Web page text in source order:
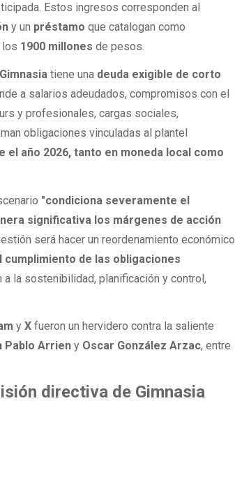
Estos ingresos corresponden al
y un préstamoque catalogan como
los 1900 millones de pesos.
Gimnasiatiene una deuda exigible de corto
a salarios adeudados, compromisos con el
y profesionales, cargas sociales,
obligaciones vinculadas al plantel
año 2026, tanto en moneda local como
"condiciona severamente el
significativa los márgenes de acción
será hacer un reordenamiento económico
cumplimiento de las obligaciones
la sostenibilidad, planificación y control,
yXfueron un hervidero contra la saliente
Pablo Arrien y Oscar González Arzac, entre
directiva de Gimnasia